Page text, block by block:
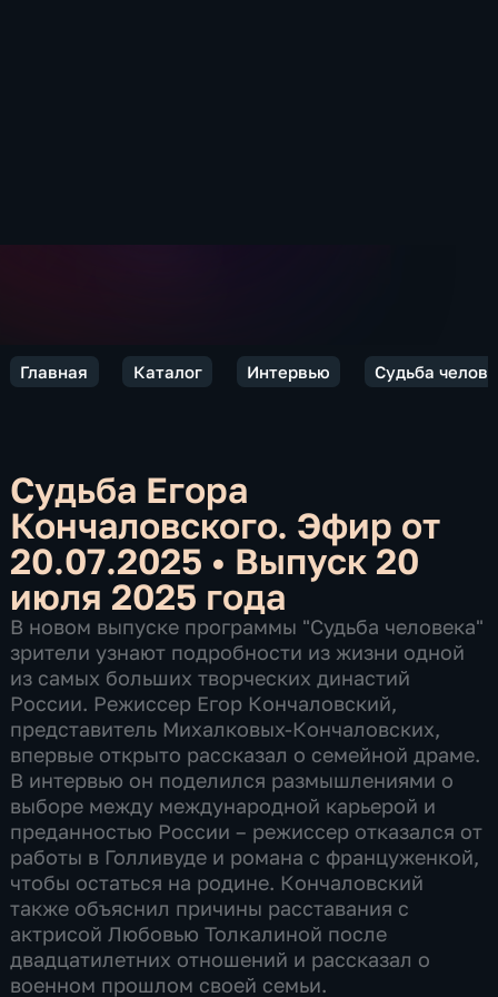
Главная Каталог Интервью Судьба
Судьба Егора
Кончаловского. Эфир от
20.07.2025 • Выпуск 20
июля 2025 года
В новом выпуске программы "Судьба человека"
зрители узнают подробности из жизни одной
из самых больших творческих династий
России. Режиссер Егор Кончаловский,
представитель Михалковых-Кончаловских,
впервые открыто рассказал о семейной драме.
В интервью он поделился размышлениями о
выборе между международной карьерой и
преданностью России – режиссер отказался от
работы в Голливуде и романа с француженкой,
чтобы остаться на родине. Кончаловский
также объяснил причины расставания с
актрисой Любовью Толкалиной после
двадцатилетних отношений и рассказал о
военном прошлом своей семьи.